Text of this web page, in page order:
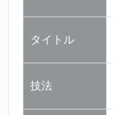
タイトル
技法